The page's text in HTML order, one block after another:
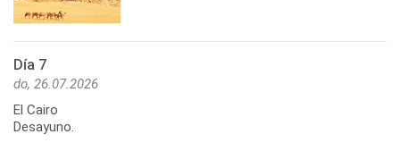
Día 7
do, 26.07.2026
El Cairo
Desayuno.